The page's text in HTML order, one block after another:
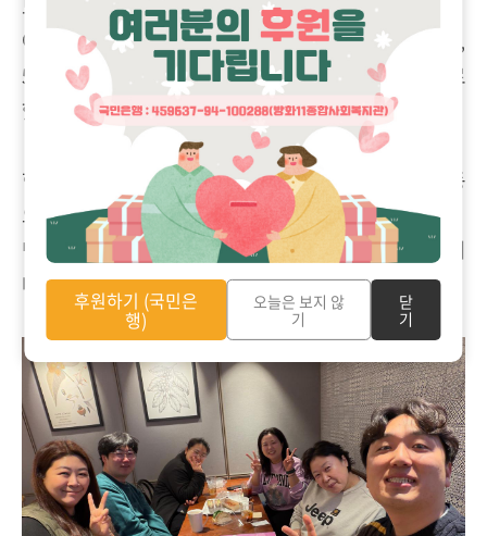
도 있다고 하셨습니다.
아이들이 맛있게 먹을 수 있는 건강한 간식 이야기를 나누며,
5월 가족모임에서는 피클과 감자피자를 함께 만들어보기로
했습니다.
한 사람의 경험과 강점이 자연스럽게 모임 안에서 다음 활동
으로 이어지는 모습이 인상적이었습니다.
민상 님과 함께 만들어갈 올해 동네친구들 모임도 기대됩니
다.
후원하기 (국민은
행)
오늘은 보지 않
기
닫
기